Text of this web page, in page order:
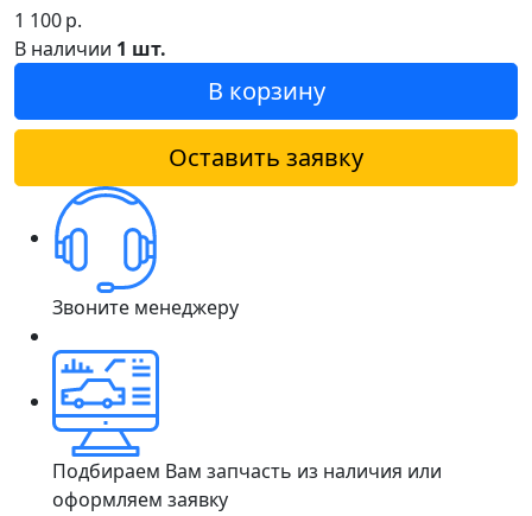
1 100р.
В наличии 1 шт.
В корзину
Оставить заявку
Звоните менеджеру
Подбираем Вам запчасть из наличия или
оформляем заявку